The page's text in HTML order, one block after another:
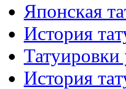
Японскaя
История
История